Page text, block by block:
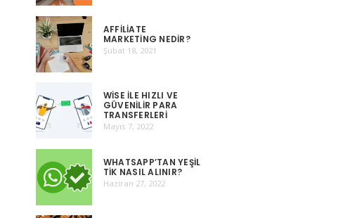
AFFILIATE
MARKETING NEDIR?
Şubat 18, 2021
WISE ILE HIZLI VE
GÜVENILIR PARA
TRANSFERLERI
Mayıs 7, 2022
WHATSAPP’TAN YEŞIL
TIK NASIL ALINIR?
Haziran 27, 2022